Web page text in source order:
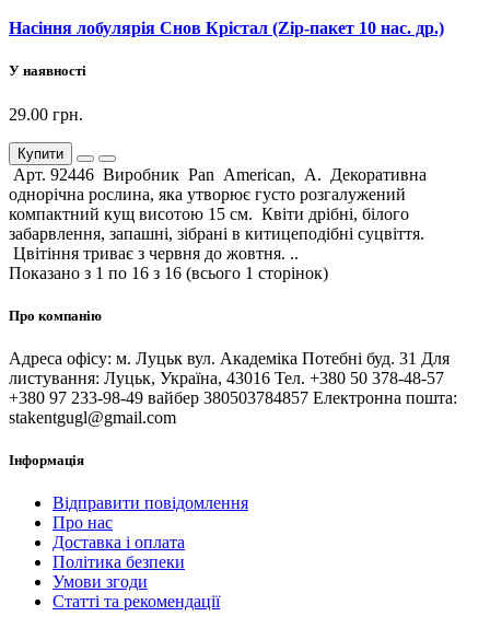
Насіння лобулярія Снов Крістал (Zip-пакет 10 нас. др.)
У наявності
29.00 грн.
Купити
Арт. 92446 Виробник Pan American, А. Декоративна
однорічна рослина, яка утворює густо розгалужений
компактний кущ висотою 15 см. Квіти дрібні, білого
забарвлення, запашні, зібрані в китицеподібні суцвіття.
Цвітіння триває з червня до жовтня. ..
Показано з 1 по 16 з 16 (всього 1 сторінок)
Про компанію
Адреса офісу: м. Луцьк вул. Академіка Потебні буд. 31 Для
листування: Луцьк, Україна, 43016 Тел. +380 50 378-48-57
+380 97 233-98-49 вайбер 380503784857 Електронна пошта:
stakentgugl@gmail.com
Інформація
Відправити повідомлення
Про нас
Доставка і оплата
Політика безпеки
Умови згоди
Статті та рекомендації